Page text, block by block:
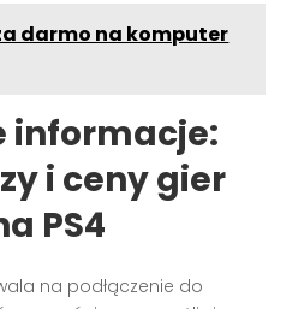
darmo na komputer
informacje:
i ceny gier
PS4
na podłączenie do